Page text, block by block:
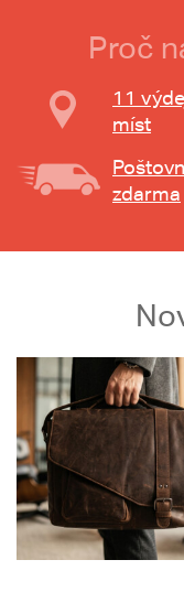
Proč
11
míst
zdarma